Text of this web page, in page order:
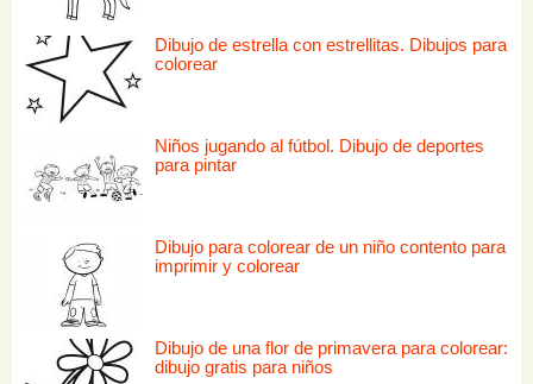
Dibujo de estrella con estrellitas. Dibujos para
colorear
Niños jugando al fútbol. Dibujo de deportes
para pintar
Dibujo para colorear de un niño contento para
imprimir y colorear
Dibujo de una flor de primavera para colorear:
dibujo gratis para niños